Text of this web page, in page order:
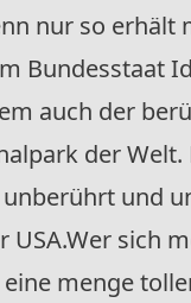
nur so
Bundesstaat
auch der
der
und
USA.Wer sich
menge